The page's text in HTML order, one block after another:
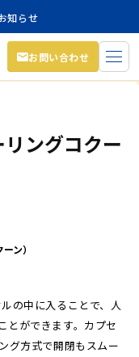
知らせ
お問い合わせ
ングコクー
ン）
の中に入ることで、人
とができます。カプセ
グ方式で開閉もスムー